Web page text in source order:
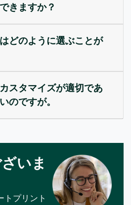
きますか？
どのように選ぶことが
スタマイズが適切であ
のですが。
いま
トプリント